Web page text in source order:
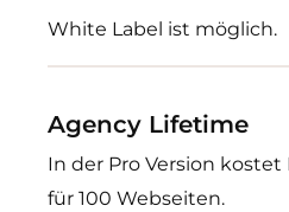
White Label ist möglich.
Agency Lifetime
In der Pro Version kostet
für 100 Webseiten.